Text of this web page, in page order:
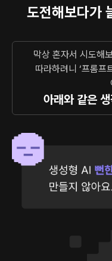
도전해보다가
막상 혼자서 시도해
따라하려니 ‘프롬프
아래와 같은